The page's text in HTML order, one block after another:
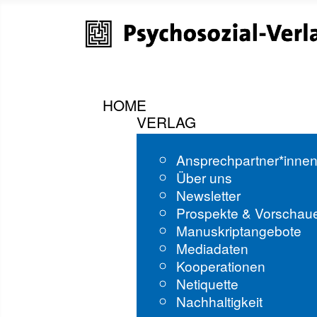
HOME
VERLAG
Über uns
Newsletter
Prospekte &
Manuskriptangebote
Mediadaten
Kooperationen
Netiquette
Nachhaltigkeit